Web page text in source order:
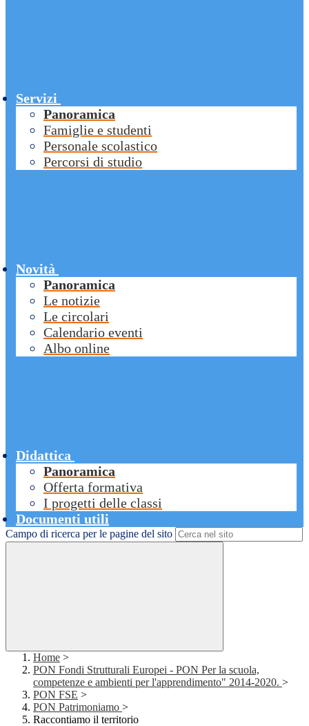
Servizi
Panoramica
Famiglie e studenti
Personale scolastico
Percorsi di studio
Novità
Panoramica
Le notizie
Le circolari
Calendario eventi
Albo online
Didattica
Panoramica
Offerta formativa
I progetti delle classi
Documenti utili
Campo di ricerca per le pagine del sito
Home >
PON Fondi Strutturali Europei - PON Per la scuola,
competenze e ambienti per l'apprendimento" 2014-2020. >
PON FSE >
PON Patrimoniamo >
Raccontiamo il territorio